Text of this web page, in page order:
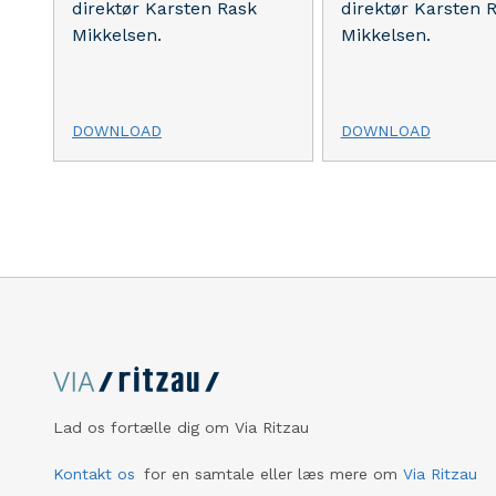
direktør Karsten Rask
Mikkelsen.
DOWNLOAD
direktør Karsten
Mikkelsen.
DOWNLOAD
Lad os fortælle dig om Via Ritzau
Kontakt os for en samtale eller læs mere om Via Ritzau